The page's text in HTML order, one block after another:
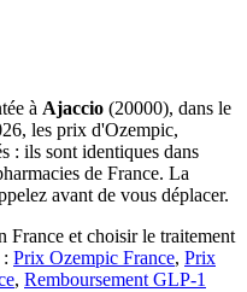
à Ajaccio (20000), dans le
les prix d'Ozempic,
: ils sont identiques dans
de France. La
avant de vous déplacer.
France et choisir le traitement
Prix Ozempic France, Prix
, Remboursement GLP-1